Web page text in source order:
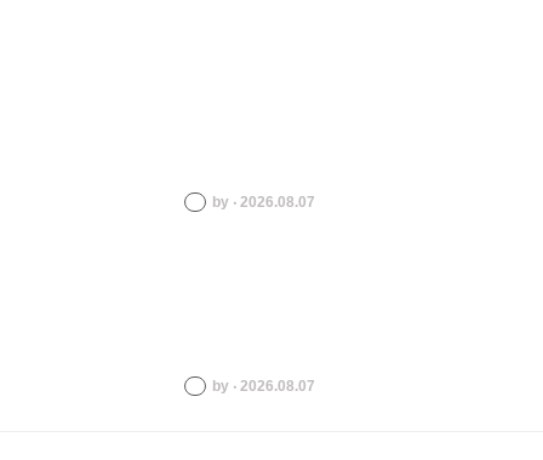
by ‧ 2026.08.07
by ‧ 2026.08.07